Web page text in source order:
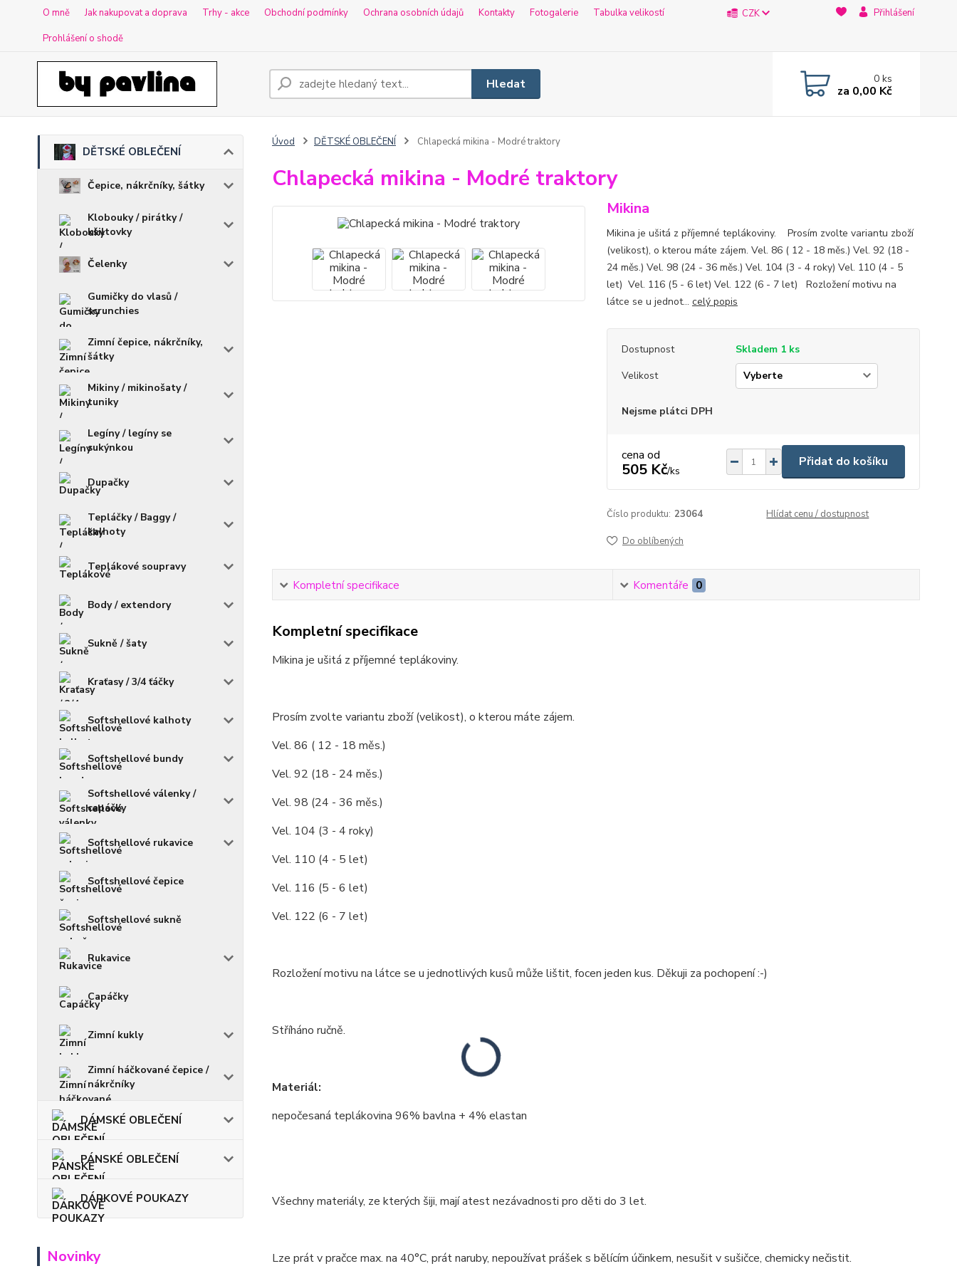
O mně Jak nakupovat a doprava Trhy - akce Obchodní podmínky Ochrana osobních údajů Kontakty Fotogalerie
Tabulka velikostí
Prohlášení o shodě
CZK Přihlášení
Hledat 0ks
za 0,00 Kč
DĚTSKÉ OBLEČENÍ
Čepice, nákrčníky, šátky
Klobouky / pirátky /
kšiltovky
Čelenky
Gumičky do vlasů /
scrunchies
Zimní čepice, nákrčníky,
šátky
Mikiny / mikinošaty /
tuniky
Legíny / legíny se
sukýnkou
Dupačky
Tepláčky / Baggy /
kalhoty
Teplákové soupravy
Body / extendory
Sukně / šaty
Kraťasy / 3/4 ťáčky
Softshellové kalhoty
Softshellové bundy
Softshellové válenky /
capáčky
Softshellové rukavice
Softshellové čepice
Softshellové sukně
Rukavice
Capáčky
Zimní kukly
Zimní háčkované čepice /
nákrčníky
DÁMSKÉ OBLEČENÍ
PÁNSKÉ OBLEČENÍ
DÁRKOVÉ POUKAZY
Novinky
Úvod DĚTSKÉ OBLEČENÍ Chlapecká mikina - Modré traktory
Chlapecká mikina - Modré traktory
Mikina
Mikina je ušitá z příjemné teplákoviny. Prosím zvolte variantu zboží
(velikost), o kterou máte zájem. Vel. 86 ( 12 - 18 měs.) Vel. 92 (18 -
24 měs.) Vel. 98 (24 - 36 měs.) Vel. 104 (3 - 4 roky) Vel. 110 (4 - 5
let) Vel. 116 (5 - 6 let) Vel. 122 (6 - 7 let) Rozložení motivu na
látce se u jednot... celý popis
Dostupnost
Skladem 1 ks
Velikost
Nejsme plátci DPH
cena od
505 Kč/ks
Přidat do košíku
Číslo produktu: 23064 Hlídat cenu / dostupnost
Do oblíbených
Kompletní specifikace Komentáře 0
Kompletní specifikace
Mikina je ušitá z příjemné teplákoviny.
Prosím zvolte variantu zboží (velikost), o kterou máte zájem.
Vel. 86 ( 12 - 18 měs.)
Vel. 92 (18 - 24 měs.)
Vel. 98 (24 - 36 měs.)
Vel. 104 (3 - 4 roky)
Vel. 110 (4 - 5 let)
Vel. 116 (5 - 6 let)
Vel. 122 (6 - 7 let)
Rozložení motivu na látce se u jednotlivých kusů může lištit, focen jeden kus. Děkuji za pochopení :-)
Stříháno ručně.
Materiál:
nepočesaná teplákovina 96% bavlna + 4% elastan
Všechny materiály, ze kterých šiji, mají atest nezávadnosti pro děti do 3 let.
Lze prát v pračce max. na 40°C, prát naruby, nepoužívat prášek s bělícím účinkem, nesušit v sušičce, chemicky nečistit.